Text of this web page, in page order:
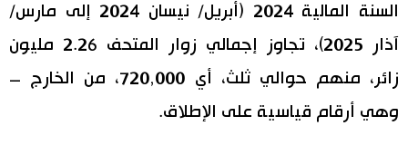
السنة المالية 2024 (أبريل/ نيسان 2024 إلى مارس/
آذار 2025)، تجاوز إجمالي زوار المتحف 2.26 مليون
زائر، منهم حوالي ثلث، أي 720,000، من الخارج –
وهي أرقام قياسية على الإطلاق.